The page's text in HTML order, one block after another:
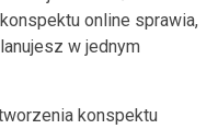
online sprawia,
w jednym
konspektu